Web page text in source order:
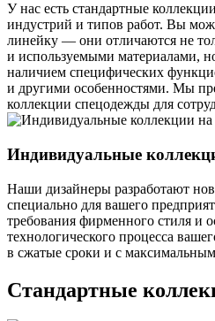
У нас есть стандартные
индустрий и типов работ. Вы
линейку — они отличаются не
и используемыми материалами,
наличием специфических
и другими особенностями. Мы
коллекции спецодежды для
Индивидуальные
Наши дизайнеры разработают
специально для вашего
требования фирменного стиля и
технологического процесса
в сжатые сроки и с
Стандартные